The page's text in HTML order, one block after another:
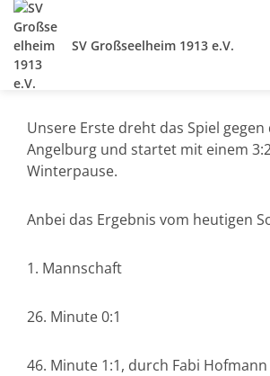
SV Großseelheim 1913 e.V.
Unsere Erste dreht das Spiel gegen
Angelburg und startet mit einem
Winterpause.
Anbei das Ergebnis vom heutigen
1. Mannschaft
26. Minute 0:1
46. Minute 1:1, durch Fabi Hofmann